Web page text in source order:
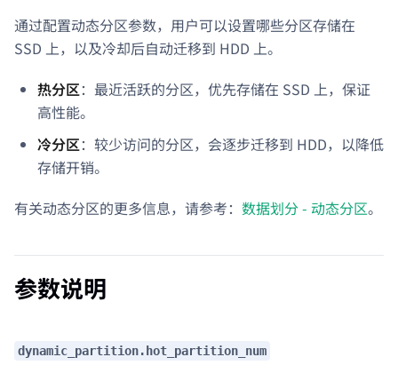
通过配置动态分区参数，用户可以设置哪些分区存储在
SSD 上，以及冷却后自动迁移到 HDD 上。
热分区：最近活跃的分区，优先存储在 SSD 上，保证
高性能。
冷分区：较少访问的分区，会逐步迁移到 HDD，以降低
存储开销。
有关动态分区的更多信息，请参考： 数据划分 - 动态分区。
参数说明
dynamic_partition.hot_partition_num